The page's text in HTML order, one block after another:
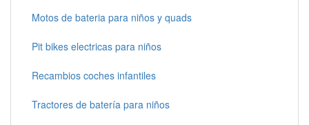
Motos de bateria para niños y quads
Pit bikes electricas para niños
Recambios coches infantiles
Tractores de batería para niños